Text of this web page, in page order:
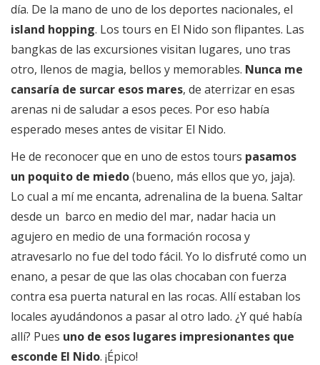
día. De la mano de uno de los deportes nacionales, el
island hopping. Los tours en El Nido son flipantes. Las
bangkas de las excursiones visitan lugares, uno tras
otro, llenos de magia, bellos y memorables. Nunca me
cansaría de surcar esos mares, de aterrizar en esas
arenas ni de saludar a esos peces. Por eso había
esperado meses antes de visitar El Nido.
He de reconocer que en uno de estos tours pasamos
un poquito de miedo(bueno, más ellos que yo, jaja).
Lo cual a mí me encanta, adrenalina de la buena. Saltar
desde un barco en medio del mar, nadar hacia un
agujero en medio de una formación rocosa y
atravesarlo no fue del todo fácil. Yo lo disfruté como un
enano, a pesar de que las olas chocaban con fuerza
contra esa puerta natural en las rocas. Allí estaban los
locales ayudándonos a pasar al otro lado. ¿Y qué había
allí? Pues uno de esos lugares impresionantes que
esconde El Nido. ¡Épico!